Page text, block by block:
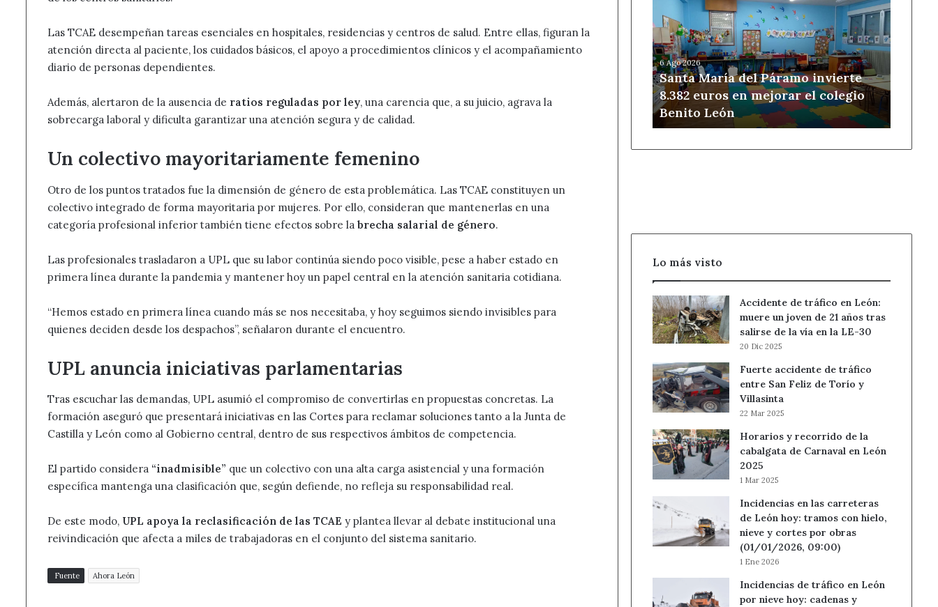
Las TCAE desempeñan tareas esenciales en hospitales, residencias y centros de salud. Entre ellas, figuran la
atención directa al paciente, los cuidados básicos, el apoyo a procedimientos clínicos y el acompañamiento
diario de personas dependientes.
Además, alertaron de la ausencia de ratios reguladas por ley, una carencia que, a su juicio, agrava la
sobrecarga laboral y dificulta garantizar una atención segura y de calidad.
Un colectivo mayoritariamente femenino
Otro de los puntos tratados fue la dimensión de género de esta problemática. Las TCAE constituyen un
colectivo integrado de forma mayoritaria por mujeres. Por ello, consideran que mantenerlas en una
categoría profesional inferior también tiene efectos sobre la brecha salarial de género.
Las profesionales trasladaron a UPL que su labor continúa siendo poco visible, pese a haber estado en
primera línea durante la pandemia y mantener hoy un papel central en la atención sanitaria cotidiana.
“Hemos estado en primera línea cuando más se nos necesitaba, y hoy seguimos siendo invisibles para
quienes deciden desde los despachos”, señalaron durante el encuentro.
UPL anuncia iniciativas parlamentarias
Tras escuchar las demandas, UPL asumió el compromiso de convertirlas en propuestas concretas. La
formación aseguró que presentará iniciativas en las Cortes para reclamar soluciones tanto a la Junta de
Castilla y León como al Gobierno central, dentro de sus respectivos ámbitos de competencia.
El partido considera “inadmisible” que un colectivo con una alta carga asistencial y una formación
específica mantenga una clasificación que, según defiende, no refleja su responsabilidad real.
De este modo, UPL apoya la reclasificación de las TCAE y plantea llevar al debate institucional una
reivindicación que afecta a miles de trabajadoras en el conjunto del sistema sanitario.
Fuente Ahora León
Páramo
invierte
8.382
euros
en
mejorar
el
colegio
6 Ago 2026
Santa María del Páramo invierte
8.382 euros en mejorar el colegio
Benito León
Lo más visto
Accidente de tráfico en León:
muere un joven de 21 años tras
salirse de la vía en la LE-30
20 Dic 2025
Fuerte accidente de tráfico
entre San Feliz de Torío y
Villasinta
22 Mar 2025
Horarios y recorrido de la
cabalgata de Carnaval en León
2025
1 Mar 2025
Incidencias en las carreteras
de León hoy: tramos con hielo,
nieve y cortes por obras
(01/01/2026, 09:00)
1 Ene 2026
Incidencias de tráfico en León
por nieve hoy: cadenas y